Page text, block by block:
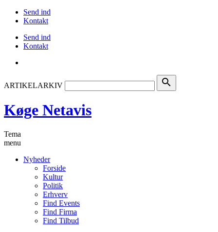
Send ind
Kontakt
Send ind
Kontakt
ARTIKELARKIV search
Køge Netavis
Tema
menu
Nyheder
Forside
Kultur
Politik
Erhverv
Find Events
Find Firma
Find Tilbud